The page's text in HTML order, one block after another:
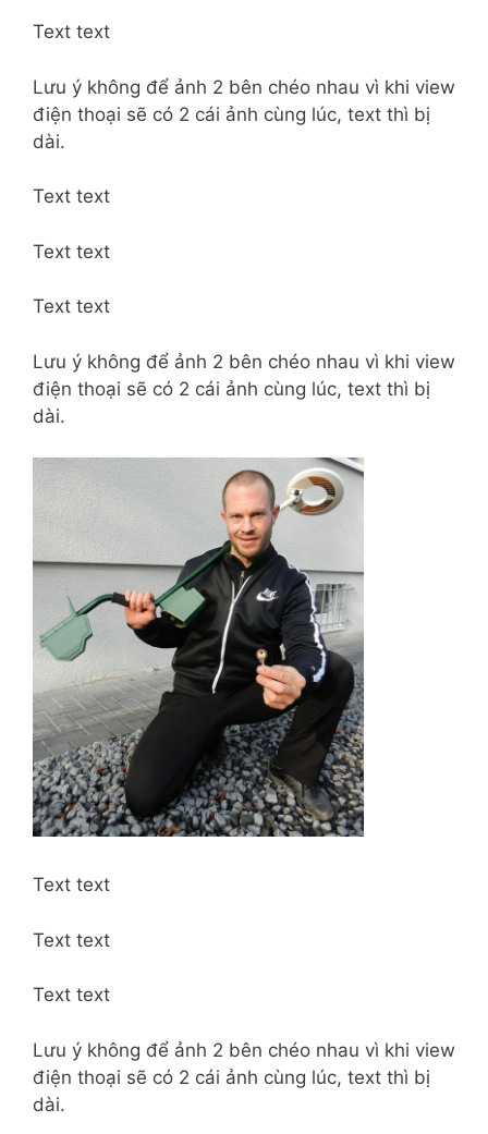
Text text
Lưu ý không để ảnh 2 bên chéo nhau vì khi view
điện thoại sẽ có 2 cái ảnh cùng lúc, text thì bị
dài.
Text text
Text text
Text text
Lưu ý không để ảnh 2 bên chéo nhau vì khi view
điện thoại sẽ có 2 cái ảnh cùng lúc, text thì bị
dài.
Text text
Text text
Text text
Lưu ý không để ảnh 2 bên chéo nhau vì khi view
điện thoại sẽ có 2 cái ảnh cùng lúc, text thì bị
dài.